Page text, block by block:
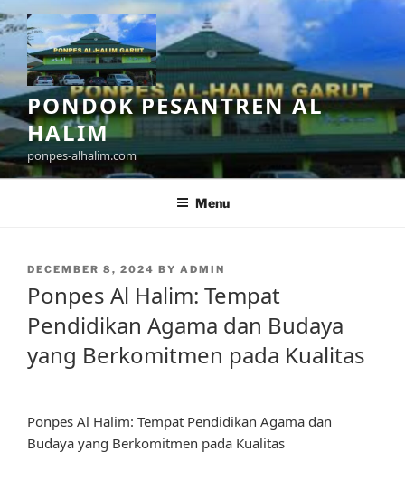
Skip
to
content
PONDOK PESANTREN AL
HALIM
ponpes-alhalim.com
Menu
POSTED
DECEMBER 8, 2024 BY ADMIN
Ponpes Al Halim: Tempat
Pendidikan Agama dan Budaya
yang Berkomitmen pada Kualitas
Ponpes Al Halim: Tempat Pendidikan Agama dan
Budaya yang Berkomitmen pada Kualitas